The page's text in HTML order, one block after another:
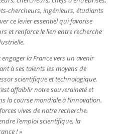
chercheurs, ingénieurs, étudiants
ce levier essentiel qui favorise
et renforce le lien entre recherche
engager la France vers un avenir
à ses talents les moyens de
scientifique et technologique.
affaiblir notre souveraineté et
la course mondiale à l’innovation.
vives de notre recherche.
l’emploi scientifique, la
! »